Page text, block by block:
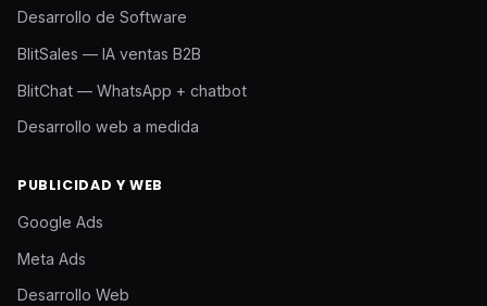
Desarrollo de Software
BlitSales — IA ventas B2B
BlitChat — WhatsApp + chatbot
Desarrollo web a medida
PUBLICIDAD Y WEB
Google Ads
Meta Ads
Desarrollo Web